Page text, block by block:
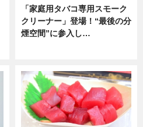
「家庭用タバコ専用スモーク
クリーナー」登場！“最後の分
煙空間”に参入し…